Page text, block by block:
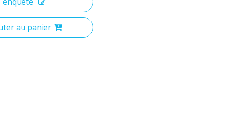
au panier